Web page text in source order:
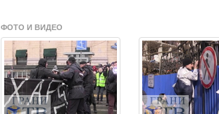
ФОТО И ВИДЕО